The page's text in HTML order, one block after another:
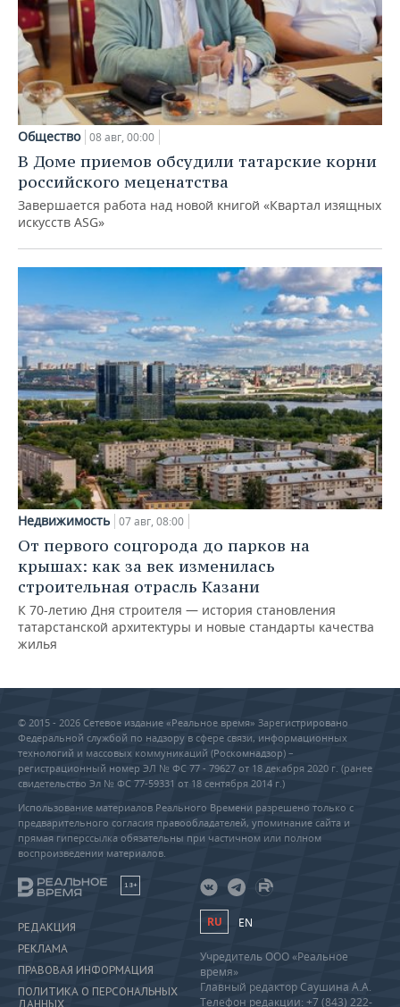
Общество 08 авг, 00:00
В Доме приемов обсудили татарские корни
российского меценатства
Завершается работа над новой книгой «Квартал изящных
искусств ASG»
Недвижимость 07 авг, 08:00
От первого соцгорода до парков на
крышах: как за век изменилась
строительная отрасль Казани
К 70-летию Дня строителя — история становления
татарстанской архитектуры и новые стандарты качества
жилья
© 2015 - 2026 Сетевое издание «Реальное время» Зарегистрировано
Федеральной службой по надзору в сфере связи, информационных
технологий и массовых коммуникаций (Роскомнадзор) –
регистрационный номер ЭЛ № ФС 77 - 79627 от 18 декабря 2020 г. (ранее
свидетельство Эл № ФС 77-59331 от 18 сентября 2014 г.)
Использование материалов Реального Времени разрешено только с
предварительного согласия правообладателей, упоминание сайта и
прямая гиперссылка обязательны при частичном или полном
воспроизведении материалов.
18+
РЕДАКЦИЯ
РЕКЛАМА
ПРАВОВАЯ ИНФОРМАЦИЯ
ПОЛИТИКА О ПЕРСОНАЛЬНЫХ
ДАННЫХ
RU EN
Учредитель ООО «Реальное
время»
Главный редактор Саушина А.А.
Телефон редакции: +7 (843) 222-